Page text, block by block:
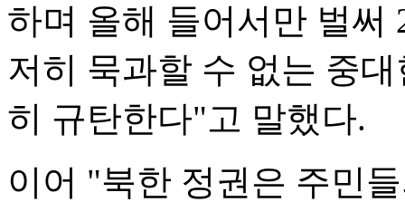
하며 올해 들어서만 벌써
저히 묵과할 수 없는 중
히 규탄한다"고 말했다.
이어 "북한 정권은 주민